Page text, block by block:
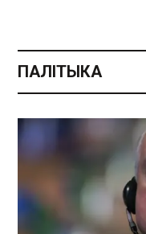
ПАЛІТЫКА